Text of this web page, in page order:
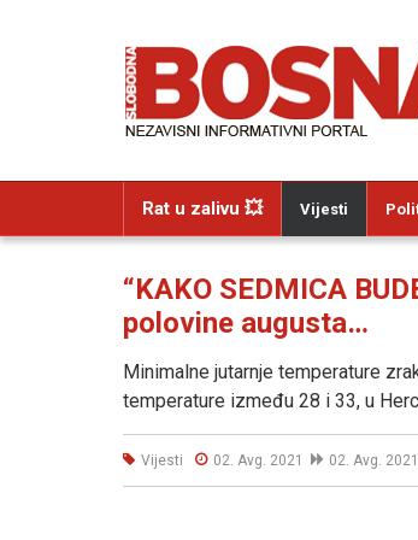
Rat u zalivu 💥 Vijesti
“KAKO SEDMICA
polovine augusta…
Minimalne jutarnje temperature
temperature između 28 i 33, u
Vijesti 02. Avg. 2021 02. Avg. 2021